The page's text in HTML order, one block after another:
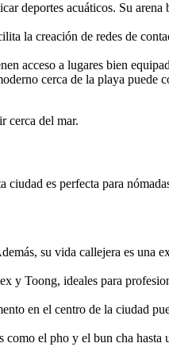
deportes acuáticos. Su
la creación de redes de
acceso a lugares bien
cerca de la playa puede
cerca del mar.
es perfecta para
su vida callejera es una
y Toong, ideales para
en el centro de la ciudad
el pho y el bun cha hasta